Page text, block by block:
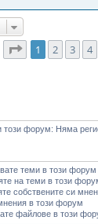
Страница1 от
1 2 3 4
този форум: Няма
теми в този форум
на теми в този
собствените си
в този форум
файлове в този